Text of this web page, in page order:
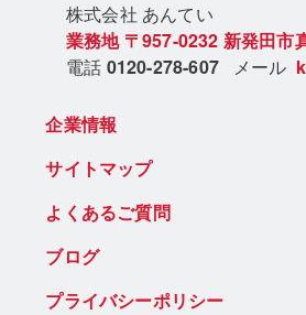
株式会社 あんてい
業務地 〒957-0232 新発田市
電話 0120-278-607 メール
企業情報
サイトマップ
よくあるご質問
ブログ
プライバシーポリシー